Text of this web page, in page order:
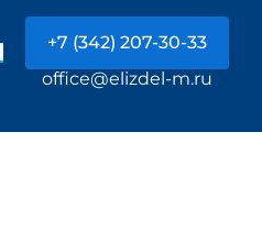
+7 (342) 207-30-33
office@elizdel-m.ru